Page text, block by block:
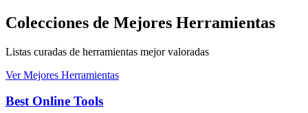
Colecciones de Mejores Herramientas
Listas curadas de herramientas mejor valoradas
Ver Mejores Herramientas
Best Online Tools